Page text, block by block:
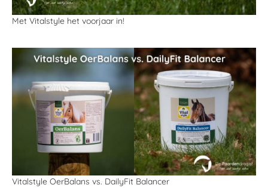
Met Vitalstyle het voorjaar in!
Vitalstyle OerBalans vs. DailyFit Balancer